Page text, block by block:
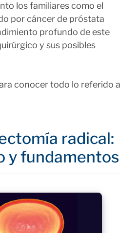
los familiares como el
por cáncer de próstata
profundo de este
y sus posibles
conocer todo lo referido a
radical:
y fundamentos